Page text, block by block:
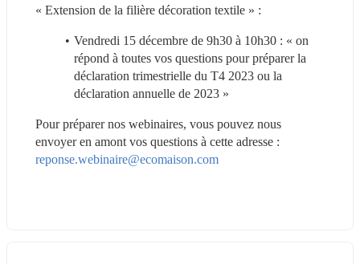
« Extension de la filière décoration textile » :
Vendredi 15 décembre de 9h30 à 10h30 : « on
répond à toutes vos questions pour préparer la
déclaration trimestrielle du T4 2023 ou la
déclaration annuelle de 2023 »
Pour préparer nos webinaires, vous pouvez nous
reponse.webinaire@ecomaison.com